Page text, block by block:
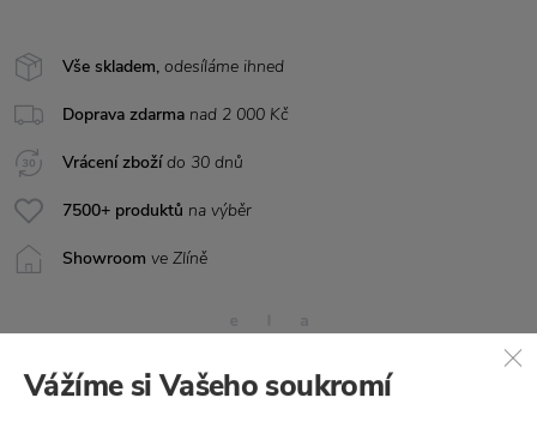
Vše skladem, odesíláme ihned
Doprava zdarma nad 2 000 Kč
Vrácení zbožído 30 dnů
7500+ produktů na výběr
Showroom ve Zlíně
Vážíme si Vašeho soukromí